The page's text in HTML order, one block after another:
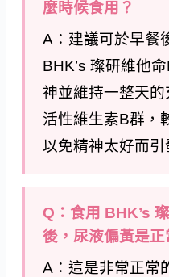
麼時候食用？
A：建議可於早餐
BHK’s 璨研維他
神並維持一整天
活性維生素B群，
以免精神太好而引
Q：食用 BHK’s
後，尿液偏黃是正
A：這是非常正常